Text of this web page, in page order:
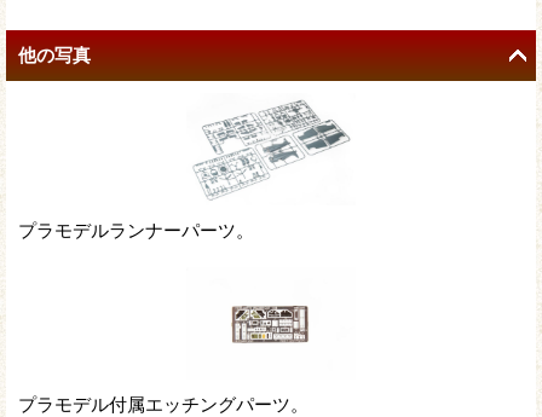
他の写真
プラモデルランナーパーツ。
プラモデル付属エッチングパーツ。